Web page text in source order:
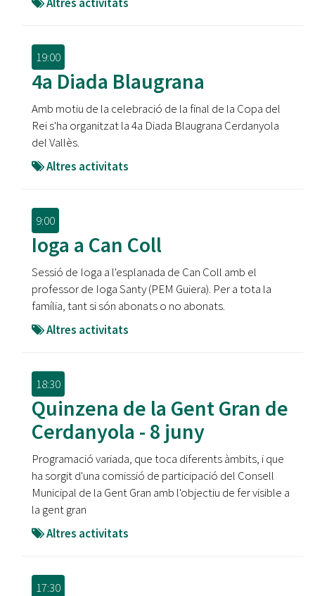
19:00
4a Diada Blaugrana
Amb motiu de la celebració de la final de la Copa del
Rei s'ha organitzat la 4a Diada Blaugrana Cerdanyola
del Vallès.
Altres activitats
9:00
Ioga a Can Coll
Sessió de Ioga a l'esplanada de Can Coll amb el
professor de Ioga Santy (PEM Guiera). Per a tota la
família, tant si són abonats o no abonats.
Altres activitats
18:30
Quinzena de la Gent Gran de
Cerdanyola - 8 juny
Programació variada, que toca diferents àmbits, i que
ha sorgit d'una comissió de participació del Consell
Municipal de la Gent Gran amb l'objectiu de fer visible a
la gent gran
Altres activitats
17:30